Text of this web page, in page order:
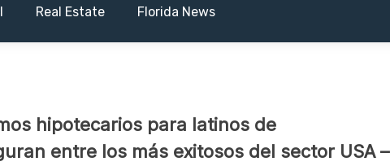
Real Estate Florida News
hipotecarios para latinos de
entre los más exitosos del sector USA –